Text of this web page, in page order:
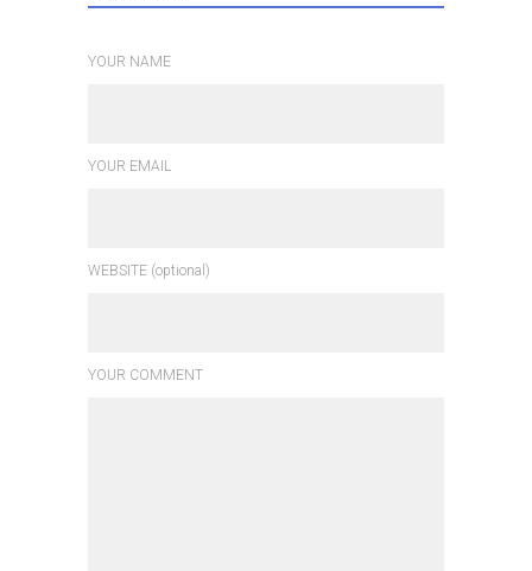
YOUR NAME
YOUR EMAIL
WEBSITE (optional)
YOUR COMMENT